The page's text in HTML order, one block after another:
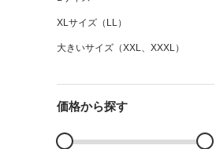
XLサイズ（LL）
大きいサイズ（XXL、XXXL）
価格から探す